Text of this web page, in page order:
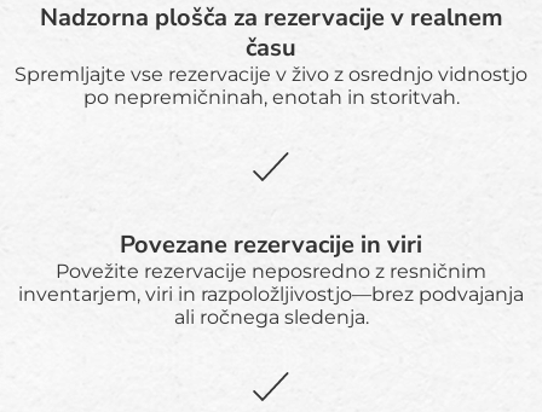
Nadzorna plošča za rezervacije v realnem
času
Spremljajte vse rezervacije v živo z osrednjo vidnostjo
po nepremičninah, enotah in storitvah.
Povezane rezervacije in viri
Povežite rezervacije neposredno z resničnim
inventarjem, viri in razpoložljivostjo—brez podvajanja
ali ročnega sledenja.